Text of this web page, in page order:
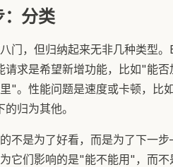
：分类
门，但归纳起来无非几种类型
请求是希望新增功能，比如"能
"。性能问题是速度或卡顿，比
归为其他。
不是为了好看，而是为了下一
它们影响的是"能不能用"，而不